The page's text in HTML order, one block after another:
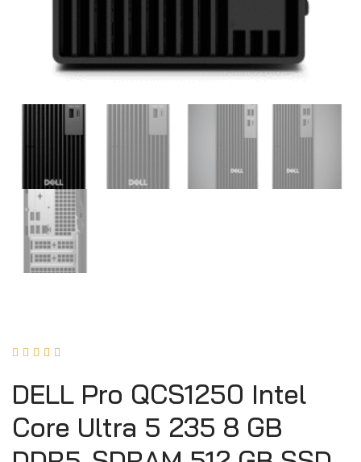
    
DELL Pro QCS1250 Intel
Core Ultra 5 235 8 GB